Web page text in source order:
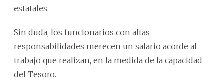
estatales.
Sin duda, los funcionarios con altas
responsabilidades merecen un salario acorde al
trabajo que realizan, en la medida de la capacidad
del Tesoro.